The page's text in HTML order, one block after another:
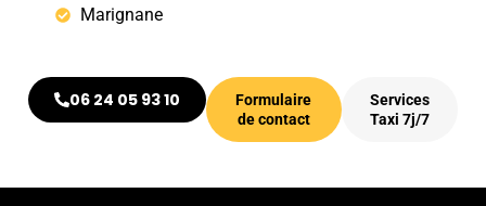
Marignane
06 24 05 93 10
Formulaire
de contact
Services
Taxi 7j/7